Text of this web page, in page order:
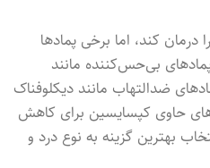
کند، اما برخی پمادها
بی‌حس‌کننده مانند
ضدالتهاب مانند دیکلوفناک
حاوی کپسایسین برای کاهش
بهترین گزینه به نوع درد و